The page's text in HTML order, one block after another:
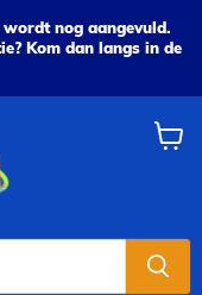
nog aangevuld.
Kom dan langs in de